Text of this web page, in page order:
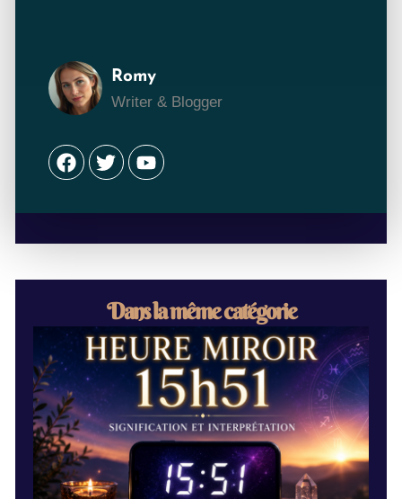
Romy
Writer & Blogger
Facebook
TwitterYoutube
Dans la même catégorie